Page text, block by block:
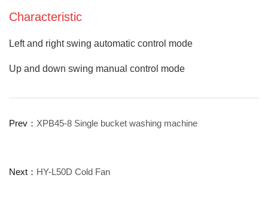
Characteristic
Left and right swing automatic control mode
Up and down swing manual control mode
Prev： XPB45-8 Single bucket washing machine
Next： HY-L50D Cold Fan